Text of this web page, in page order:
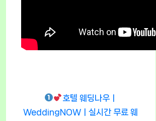
호텔 웨딩나우ㅣ
WeddingNOWㅣ실시간 무료 웨